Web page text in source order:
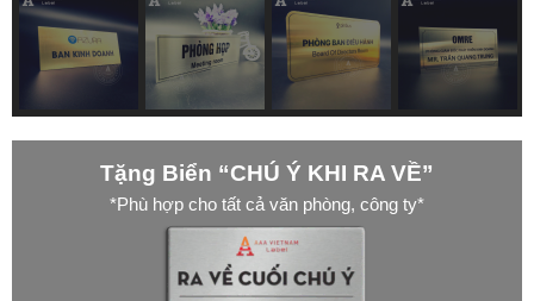
Tặng Biển “CHÚ Ý KHI RA VỀ”
*Phù hợp cho tất cả văn phòng, công ty*